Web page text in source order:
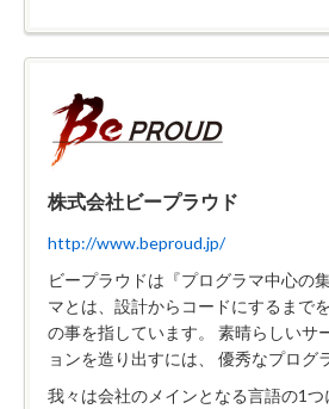
株式会社ビープラウド
http://www.beproud.jp/
ビープラウドは『プログラマ中心の
マとは、設計からコードにするまで
の事を指しています。 素晴らしいサ
ョンを造り出すには、 優秀なプログ
我々は会社のメインとなる言語の1